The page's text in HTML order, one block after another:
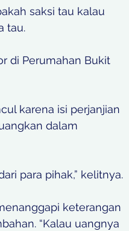
saksi tau kalau
tau.
di Perumahan Bukit
karena isi perjanjian
dalam
para pihak,” kelitnya.
keterangan
“Kalau uangnya